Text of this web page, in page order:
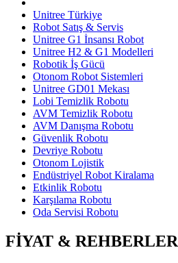
Unitree Türkiye
Robot Satış & Servis
Unitree G1 İnsansı Robot
Unitree H2 & G1 Modelleri
Robotik İş Gücü
Otonom Robot Sistemleri
Unitree GD01 Mekası
Lobi Temizlik Robotu
AVM Temizlik Robotu
AVM Danışma Robotu
Güvenlik Robotu
Devriye Robotu
Otonom Lojistik
Endüstriyel Robot Kiralama
Etkinlik Robotu
Karşılama Robotu
Oda Servisi Robotu
FİYAT & REHBERLER